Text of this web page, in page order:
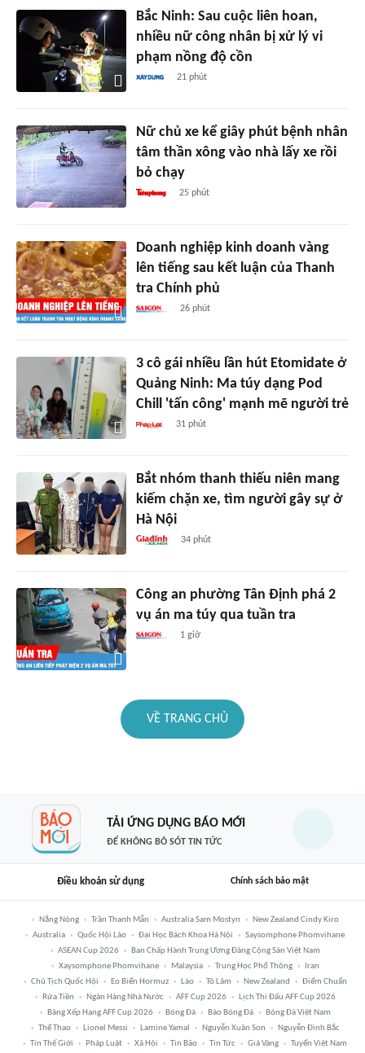
Bắc Ninh: Sau cuộc liên hoan,
nhiều nữ công nhân bị xử lý vi
phạm nồng độ cồn
21 phút
Nữ chủ xe kể giây phút bệnh nhân
tâm thần xông vào nhà lấy xe rồi
bỏ chạy
25 phút
Doanh nghiệp kinh doanh vàng
lên tiếng sau kết luận của Thanh
tra Chính phủ
26 phút
3 cô gái nhiều lần hút Etomidate ở
Quảng Ninh: Ma túy dạng Pod
Chill 'tấn công' mạnh mẽ người trẻ
31 phút
Bắt nhóm thanh thiếu niên mang
kiếm chặn xe, tìm người gây sự ở
Hà Nội
34 phút
Công an phường Tân Định phá 2
vụ án ma túy qua tuần tra
1 giờ
VỀ TRANG CHỦ
TẢI ỨNG DỤNG BÁO MỚI
ĐỂ KHÔNG BỎ SÓT TIN TỨC
Điều khoản sử dụng Chính sách bảo mật
Nắng Nóng Trần Thanh Mẫn Australia Sam Mostyn
New Zealand Cindy Kiro
Australia
Quốc Hội Lào Đại Học Bách Khoa Hà Nội
Saysomphone Phomvihane
ASEAN Cup 2026
Ban Chấp Hành Trung Ương Đảng Cộng Sản Việt Nam
Xaysomphone Phomvihane
Malaysia Trung Học Phổ Thông
Iran
Chủ Tịch Quốc Hội
Eo Biển Hormuz Lào Tô Lâm New Zealand
Điểm Chuẩn
Rửa Tiền
Ngân Hàng Nhà Nước AFF Cup 2026
Lịch Thi Đấu AFF Cup 2026
Bảng Xếp Hạng AFF Cup 2026
Bóng Đá Báo Bóng Đá
Bóng Đá Việt Nam
Thể Thao
Lionel Messi Lamine Yamal Nguyễn Xuân Son
Nguyễn Đình Bắc
Tin Thế Giới
Pháp Luật Xã Hội Tin Bão Tin Tức Giá Vàng Tuyển Việt Nam